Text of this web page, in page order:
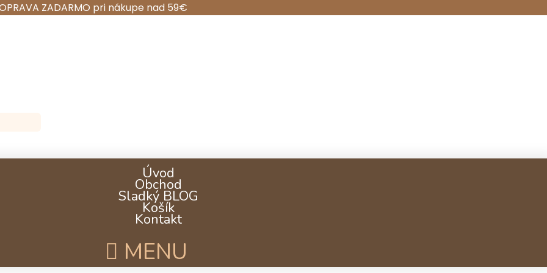
ZADARMO pri nákupe nad 59€
Úvod
Obchod
Sladký BLOG
Košík
Kontakt
MENU